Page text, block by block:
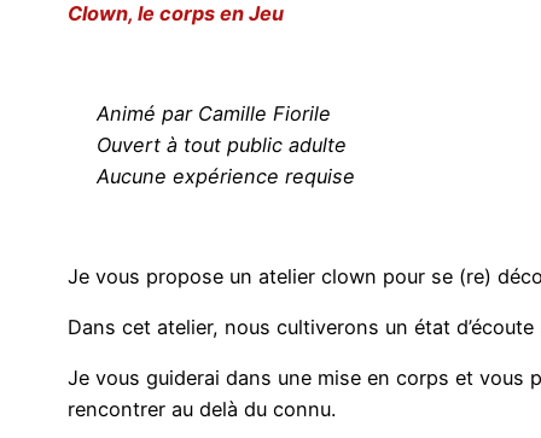
Clown, le corps en Jeu
Animé par Camille Fiorile
Ouvert à tout public adulte
Aucune expérience requise
Je vous propose un atelier clown pour se (re)
Dans cet atelier, nous cultiverons un état
Je vous guiderai dans une mise en corps et vous
rencontrer au delà du connu.